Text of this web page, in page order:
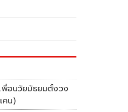
พื่อนวัยมัธยมตั้งวง
คน)